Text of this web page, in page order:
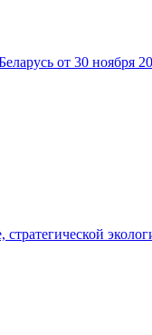
от 30 ноября